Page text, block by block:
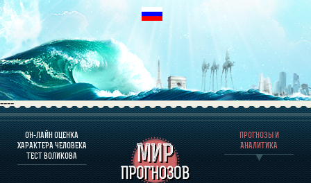
----
ОН-ЛАЙН ОЦЕНКА
ХАРАКТЕРА ЧЕЛОВЕКА
ТЕСТ ВОЛИКОВА
ПРОГНОЗЫ И
АНАЛИТИКА
О ПРОГРАММЕ
ОЦЕНКА ХАРАКТЕРA ЧЕЛОВЕКА
ОЦЕНКА ХАРАКТЕРА ВЫДАЮЩИХСЯ ЛИЧНОСТЕЙ